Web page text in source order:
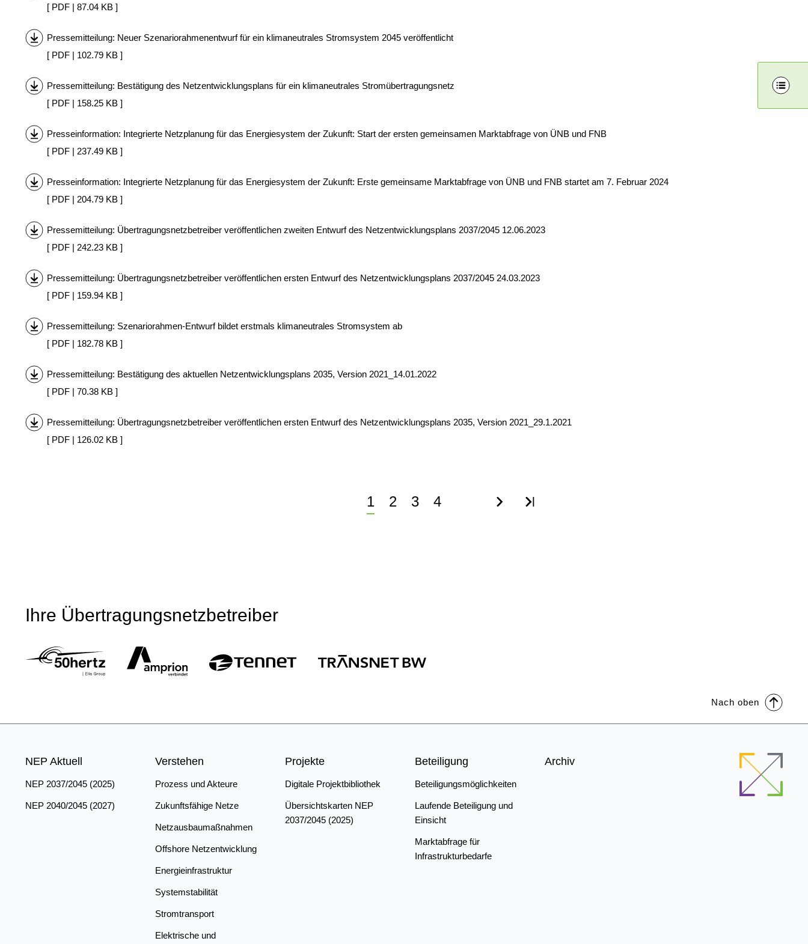
[ PDF | 87.04 KB ]
Pressemitteilung: Neuer Szenariorahmenentwurf für ein klimaneutrales Stromsystem 2045 veröffentlicht
[ PDF | 102.79 KB ]
Pressemitteilung: Bestätigung des Netzentwicklungsplans für ein klimaneutrales Stromübertragungsnetz
[ PDF | 158.25 KB ]
Presseinformation: Integrierte Netzplanung für das Energiesystem der Zukunft: Start der ersten gemeinsamen Marktabfrage von ÜNB und FNB
[ PDF | 237.49 KB ]
Presseinformation: Integrierte Netzplanung für das Energiesystem der Zukunft: Erste gemeinsame Marktabfrage von ÜNB und FNB startet am 7. Februar 2024
[ PDF | 204.79 KB ]
Pressemitteilung: Übertragungsnetzbetreiber veröffentlichen zweiten Entwurf des Netzentwicklungsplans 2037/2045 12.06.2023
[ PDF | 242.23 KB ]
Pressemitteilung: Übertragungsnetzbetreiber veröffentlichen ersten Entwurf des Netzentwicklungsplans 2037/2045 24.03.2023
[ PDF | 159.94 KB ]
Pressemitteilung: Szenariorahmen-Entwurf bildet erstmals klimaneutrales Stromsystem ab
[ PDF | 182.78 KB ]
Pressemitteilung: Bestätigung des aktuellen Netzentwicklungsplans 2035, Version 2021_14.01.2022
[ PDF | 70.38 KB ]
Pressemitteilung: Übertragungsnetzbetreiber veröffentlichen ersten Entwurf des Netzentwicklungsplans 2035, Version 2021_29.1.2021
[ PDF | 126.02 KB ]
Aktuelle
1 Page
2 Page
3 Page
4
NächsteLetzte
Ihre Übertragungsnetzbetreiber
Nach oben
NEP Aktuell
NEP 2037/2045 (2025)
NEP 2040/2045 (2027)
Verstehen
Prozess und Akteure
Zukunftsfähige Netze
Netzausbaumaßnahmen
Offshore Netzentwicklung
Energieinfrastruktur
Systemstabilität
Stromtransport
Elektrische und
Projekte
Digitale Projektbibliothek
Übersichtskarten NEP
2037/2045 (2025)
Beteiligung
Beteiligungsmöglichkeiten
Laufende Beteiligung und
Einsicht
Marktabfrage für
Infrastrukturbedarfe
Archiv